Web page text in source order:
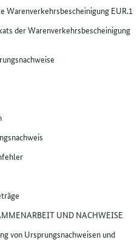
Warenverkehrsbescheinigung EUR.1
der Warenverkehrsbescheinigung
UND NACHWEISE
von Ursprungsnachweisen und